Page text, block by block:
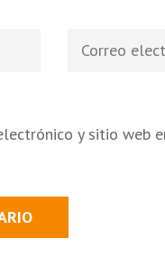
Correo
y sitio web